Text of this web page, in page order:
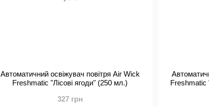
Автоматичний освіжувач повітря Air Wick
Freshmatic "Лісові ягоди" (250 мл.)
327 грн
Freshmatic